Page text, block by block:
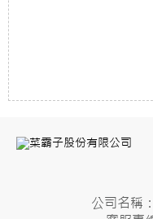
公司名稱